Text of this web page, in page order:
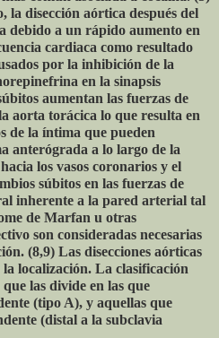
disección aórtica después del
debido a un rápido aumento en
cardiaca como resultado
por la inhibición de la
en la sinapsis
aumentan las fuerzas de
aorta torácica lo que resulta en
de la íntima que pueden
anterógrada a lo largo de la
los vasos coronarios y el
súbitos en las fuerzas de
inherente a la pared arterial tal
de Marfan u otras
son consideradas necesarias
(8,9) Las disecciones aórticas
localización. La clasificación
las divide en las que
(tipo A), y aquellas que
(distal a la subclavia